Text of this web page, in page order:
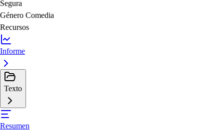
Segura
Género Comedia
Recursos
Informe
Texto
Resumen